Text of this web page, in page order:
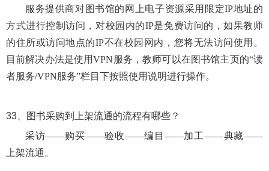
服务提供商对图书馆的网上电子资源采用限定IP地址的
方式进行控制访问，对校园内的IP是免费访问的，如果教师
的住所或访问地点的IP不在校园网内，您将无法访问使用。
目前解决办法是使用VPN服务，教师可以在图书馆主页的“读
者服务/VPN服务”栏目下按照使用说明进行操作。
33、
图书采购到上架流通的流程有哪些？
采访——购买——验收——编目——加工——典藏——
上架流通。